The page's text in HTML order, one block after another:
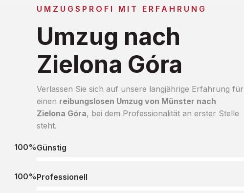
UMZUGSPROFI MIT ERFAHRUNG
Umzug nach
Zielona Góra
Verlassen Sie sich auf unsere langjährige Erfahrung für
einen reibungslosen Umzug von Münster nach
Zielona Góra, bei dem Professionalität an erster Stelle
steht.
Günstig
100%
Professionell
100%